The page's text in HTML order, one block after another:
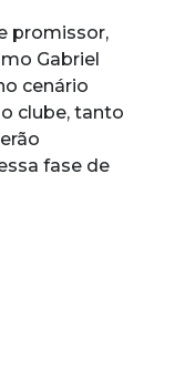
promissor,
Gabriel
cenário
clube, tanto
fase de